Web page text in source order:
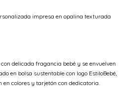
impresa en opalina texturada
delicada fragancia bebé y se envuelven
en bolsa sustentable con logo EstiloBebé,
en colores y tarjetón con dedicatoria.